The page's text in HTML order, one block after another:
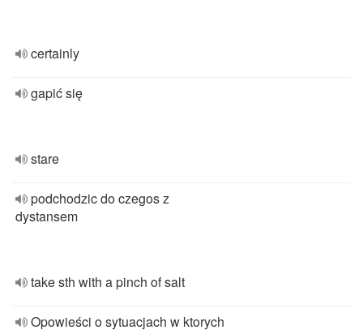
certainly
gapić się
stare
podchodzic do czegos z
dystansem
take sth with a pinch of salt
Opowieści o sytuacjach w ktorych